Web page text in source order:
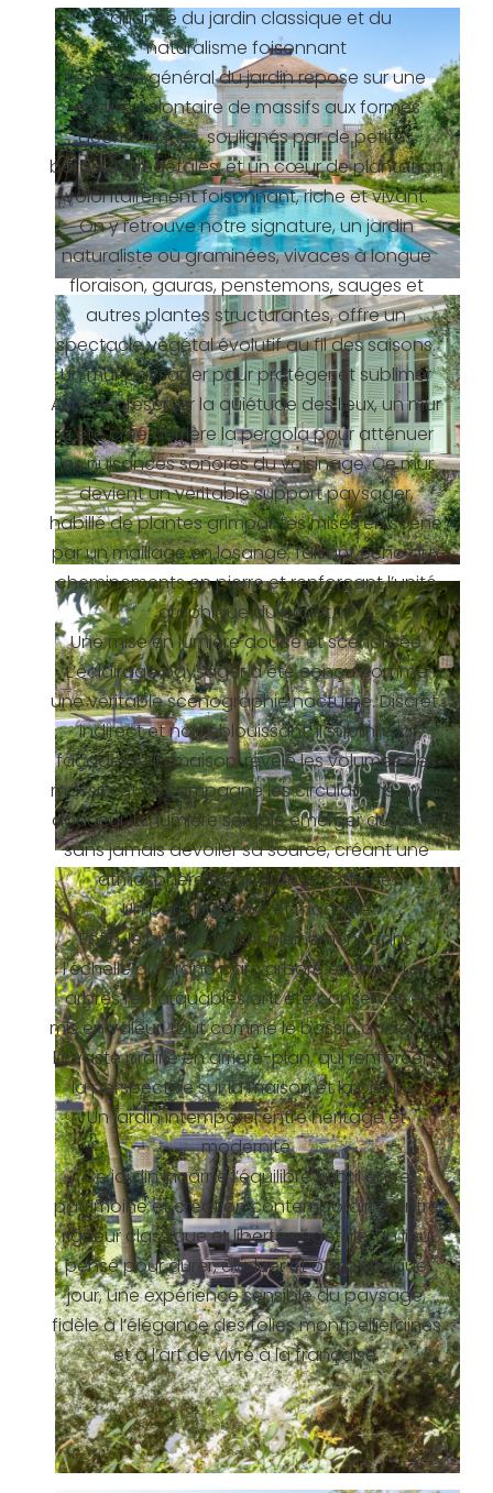
L’alliance du jardin classique et du
naturalisme foisonnant
Le dessin général du jardin repose sur une
dualité volontaire de massifs aux formes
géométriques, soulignés par de petites
bordures végétales, et un cœur de plantation
volontairement foisonnant, riche et vivant.
On y retrouve notre signature, un jardin
naturaliste où graminées, vivaces à longue
floraison, gauras, penstemons, sauges et
autres plantes structurantes, offre un
spectacle végétal évolutif au fil des saisons.
Un mur paysager pour protéger et sublimer
Afin de préserver la quiétude des lieux, un mur
a été créé derrière la pergola pour atténuer
les nuisances sonores du voisinage. Ce mur
devient un véritable support paysager,
habillé de plantes grimpantes mises en scène
par un maillage en losange, faisant écho aux
cheminements en pierre et renforçant l’unité
graphique du projet.
Une mise en lumière douce et scénarisée
L’éclairage paysager a été conçu comme
une véritable scénographie nocturne. Discret,
indirect et non éblouissant, il sublime la
façade de la maison, révèle les volumes des
massifs et accompagne les circulations avec
douceur. La lumière semble émerger du jardin
sans jamais dévoiler sa source, créant une
atmosphère apaisante et raffinée.
Un parc préservé et magnifié
Enfin, le projet s’inscrit pleinement dans
l’échelle du grand parc arboré existant. Les
arbres remarquables ont été conservés et
mis en valeur, tout comme le bassin ancien et
la vaste prairie en arrière-plan, qui renforcent
la perspective sur la maison et la piscine.
Un jardin intemporel entre héritage et
modernité
Ce jardin incarne l’équilibre subtil entre
patrimoine et création contemporaine, entre
rigueur classique et liberté végétale. Un lieu
pensé pour durer, évoluer et offrir, chaque
jour, une expérience sensible du paysage,
fidèle à l’élégance des folies montpelliéraines
et à l’art de vivre à la française.